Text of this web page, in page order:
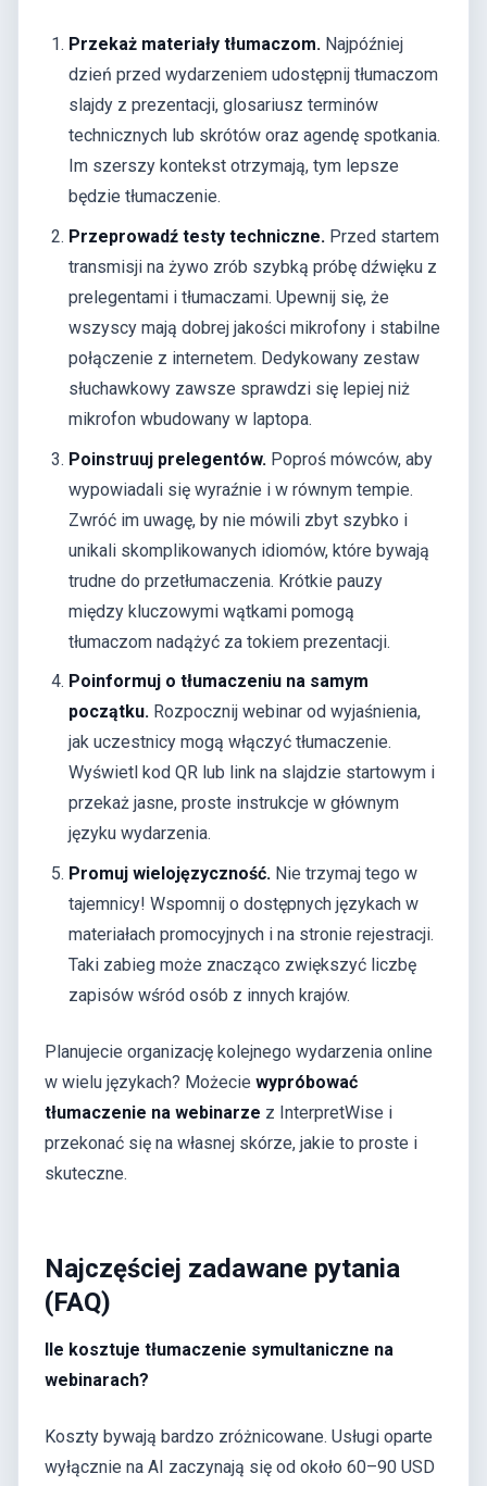
Przekaż materiały tłumaczom. Najpóźniej
dzień przed wydarzeniem udostępnij tłumaczom
slajdy z prezentacji, glosariusz terminów
technicznych lub skrótów oraz agendę spotkania.
Im szerszy kontekst otrzymają, tym lepsze
będzie tłumaczenie.
Przeprowadź testy techniczne. Przed startem
transmisji na żywo zrób szybką próbę dźwięku z
prelegentami i tłumaczami. Upewnij się, że
wszyscy mają dobrej jakości mikrofony i stabilne
połączenie z internetem. Dedykowany zestaw
słuchawkowy zawsze sprawdzi się lepiej niż
mikrofon wbudowany w laptopa.
Poinstruuj prelegentów. Poproś mówców, aby
wypowiadali się wyraźnie i w równym tempie.
Zwróć im uwagę, by nie mówili zbyt szybko i
unikali skomplikowanych idiomów, które bywają
trudne do przetłumaczenia. Krótkie pauzy
między kluczowymi wątkami pomogą
tłumaczom nadążyć za tokiem prezentacji.
Poinformuj o tłumaczeniu na samym
początku. Rozpocznij webinar od wyjaśnienia,
jak uczestnicy mogą włączyć tłumaczenie.
Wyświetl kod QR lub link na slajdzie startowym i
przekaż jasne, proste instrukcje w głównym
języku wydarzenia.
Promuj wielojęzyczność. Nie trzymaj tego w
tajemnicy! Wspomnij o dostępnych językach w
materiałach promocyjnych i na stronie rejestracji.
Taki zabieg może znacząco zwiększyć liczbę
zapisów wśród osób z innych krajów.
Planujecie organizację kolejnego wydarzenia online
w wielu językach? Możecie wypróbować
tłumaczenie na webinarze z InterpretWise i
przekonać się na własnej skórze, jakie to proste i
skuteczne.
Najczęściej zadawane pytania
(FAQ)
Ile kosztuje tłumaczenie symultaniczne na
webinarach?
Koszty bywają bardzo zróżnicowane. Usługi oparte
wyłącznie na AI zaczynają się od około 60–90 USD